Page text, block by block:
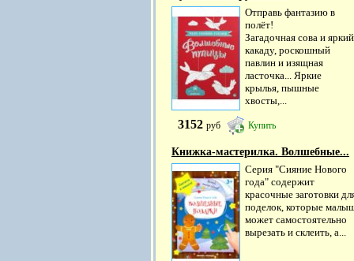
Отправь фантазию в
полёт!
Загадочная сова и яркий
какаду, роскошный
павлин и изящная
ласточка... Яркие
крылья, пышные
хвосты,...
3152 руб Купить
Книжка-мастерилка. Волшебные...
Серия "Сияние Нового
года" содержит
красочные заготовки
поделок, которые
может самостоятельно
вырезать и склеить, а...